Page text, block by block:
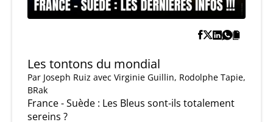
Les tontons du mondial
Par Joseph Ruiz avec Virginie Guillin, Rodolphe Tapie,
BRak
France - Suède : Les Bleus sont-ils totalement
sereins ?